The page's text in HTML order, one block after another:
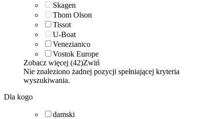
Skagen
Thom Olson
Tissot
U-Boat
Venezianico
Vostok Europe
Zobacz więcej (42)Zwiń
Nie znaleziono żadnej pozycji spełniającej kryteria
wyszukiwania.
Dla kogo
damski